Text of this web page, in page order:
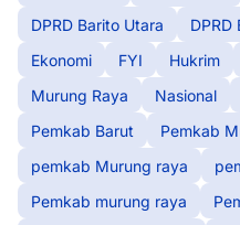
DPRD Barito Utara
DPRD
Ekonomi
FYI Hukrim
Murung Raya
Nasional
Pemkab Barut
Pemkab
pemkab Murung raya
Pemkab murung raya